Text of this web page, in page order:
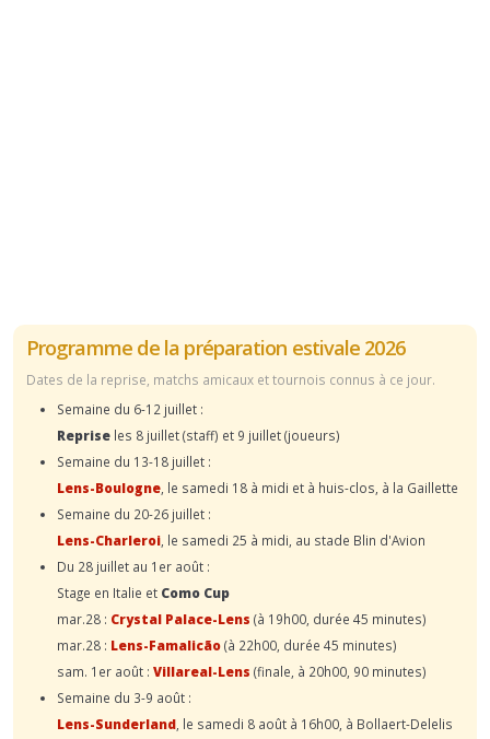
Programme de la préparation estivale 2026
Dates de la reprise, matchs amicaux et tournois connus à ce jour.
Semaine du 6-12 juillet :
Reprise les 8 juillet (staff) et 9 juillet (joueurs)
Semaine du 13-18 juillet :
Lens-Boulogne , le samedi 18 à midi et à huis-clos, à la Gaillette
Semaine du 20-26 juillet :
Lens-Charleroi , le samedi 25 à midi, au stade Blin d'Avion
Du 28 juillet au 1er août :
Stage en Italie et Como Cup
mar.28 : Crystal Palace-Lens (à 19h00, durée 45 minutes)
mar.28 : Lens-Famalicão(à 22h00, durée 45 minutes)
sam. 1er août : Villareal-Lens (finale, à 20h00, 90 minutes)
Semaine du 3-9 août :
Lens-Sunderland , le samedi 8 août à 16h00, à Bollaert-Delelis